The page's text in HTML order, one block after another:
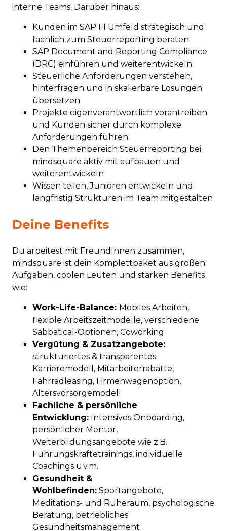
interne Teams. Darüber hinaus:
Kunden im SAP FI Umfeld strategisch und
fachlich zum Steuerreporting beraten
SAP Document and Reporting Compliance
(DRC) einführen und weiterentwickeln
Steuerliche Anforderungen verstehen,
hinterfragen und in skalierbare Lösungen
übersetzen
Projekte eigenverantwortlich vorantreiben
und Kunden sicher durch komplexe
Anforderungen führen
Den Themenbereich Steuerreporting bei
mindsquare aktiv mit aufbauen und
weiterentwickeln
Wissen teilen, Junioren entwickeln und
langfristig Strukturen im Team mitgestalten
Deine Benefits
Du arbeitest mit FreundInnen zusammen,
mindsquare ist dein Komplettpaket aus großen
Aufgaben, coolen Leuten und starken Benefits
wie:
Work-Life-Balance: Mobiles Arbeiten,
flexible Arbeitszeitmodelle, verschiedene
Sabbatical-Optionen, Coworking
Vergütung & Zusatzangebote:
strukturiertes & transparentes
Karrieremodell, Mitarbeiterrabatte,
Fahrradleasing, Firmenwagenoption,
Altersvorsorgemodell
Fachliche & persönliche
Entwicklung: Intensives Onboarding,
persönlicher Mentor,
Weiterbildungsangebote wie z.B.
Führungskräftetrainings, individuelle
Coachings u.v.m.
Gesundheit &
Wohlbefinden: Sportangebote,
Meditations- und Ruheraum, psychologische
Beratung, betriebliches
Gesundheitsmanagement